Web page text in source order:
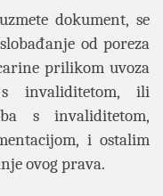
dokument, se
od poreza
prilikom uvoza
invaliditetom, ili
s invaliditetom,
i ostalim
ovog prava.